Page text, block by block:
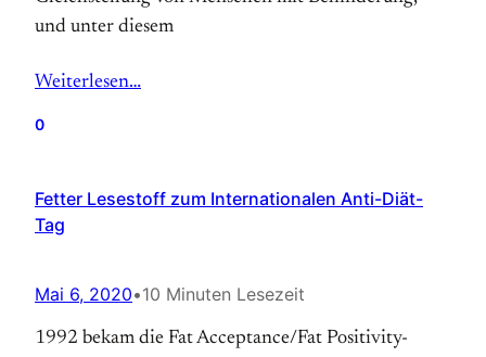
und unter diesem
Weiterlesen…
0
Fetter Lesestoff zum Internationalen Anti-Diät-
Tag
Mai 6, 2020•10 Minuten Lesezeit
1992 bekam die Fat Acceptance/Fat Positivity-